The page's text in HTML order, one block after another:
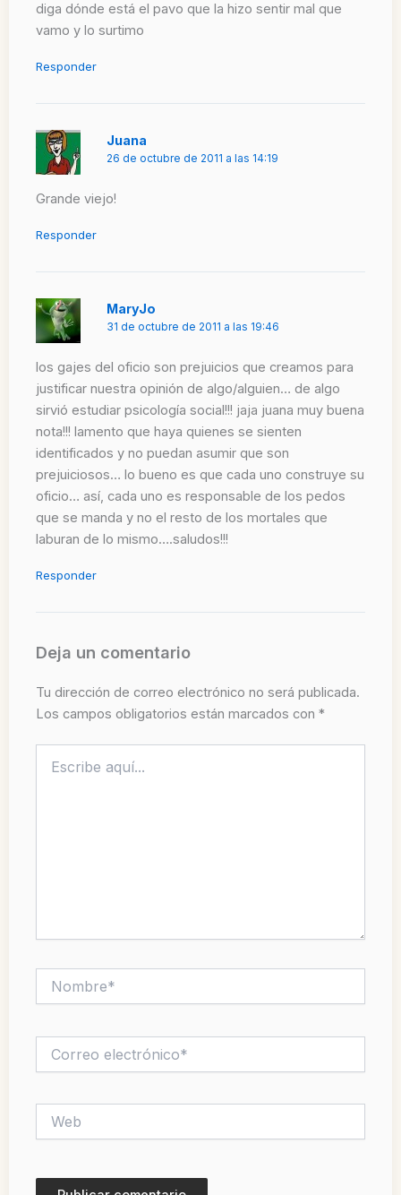
diga dónde está el pavo que la hizo sentir mal que
vamo y lo surtimo
Responder
Juana
26 de octubre de 2011 a las 14:19
Grande viejo!
Responder
MaryJo
31 de octubre de 2011 a las 19:46
los gajes del oficio son prejuicios que creamos para
justificar nuestra opinión de algo/alguien… de algo
sirvió estudiar psicología social!!! jaja juana muy buena
nota!!! lamento que haya quienes se sienten
identificados y no puedan asumir que son
prejuiciosos… lo bueno es que cada uno construye su
oficio… así, cada uno es responsable de los pedos
que se manda y no el resto de los mortales que
laburan de lo mismo….saludos!!!
Responder
Deja un comentario
Tu dirección de correo electrónico no será publicada.
Los campos obligatorios están marcados con *
aquí...
electrónico*